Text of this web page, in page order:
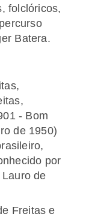
folclóricos,
Batera.
- Bom
de 1950)
por
de
Freitas e